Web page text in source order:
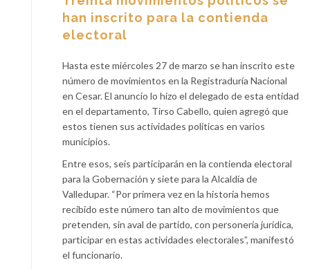
han inscrito para la contienda
electoral
Hasta este miércoles 27 de marzo se han inscrito este
número de movimientos en la Registraduría Nacional
en Cesar. El anuncio lo hizo el delegado de esta entidad
en el departamento, Tirso Cabello, quien agregó que
estos tienen sus actividades políticas en varios
municipios.
Entre esos, seis participarán en la contienda electoral
para la Gobernación y siete para la Alcaldía de
Valledupar. “Por primera vez en la historia hemos
recibido este número tan alto de movimientos que
pretenden, sin aval de partido, con personería jurídica,
participar en estas actividades electorales”, manifestó
el funcionario.